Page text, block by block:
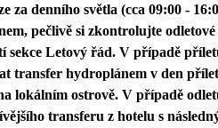
za denního světla (cca 09:00 -
pečlivě si zkontrolujte odletové
sekce Letový řád. V případě
transfer hydroplánem v den
lokálním ostrově. V případě
transferu z hotelu s